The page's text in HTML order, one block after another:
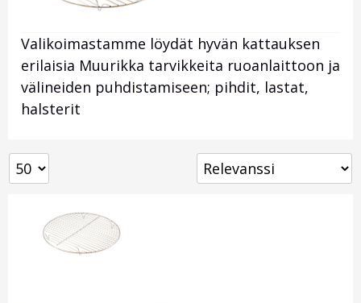
Valikoimastamme löydät hyvän kattauksen
erilaisia Muurikka tarvikkeita ruoanlaittoon ja
välineiden puhdistamiseen; pihdit, lastat,
halsterit